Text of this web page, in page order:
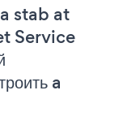
a stab at
Service
a